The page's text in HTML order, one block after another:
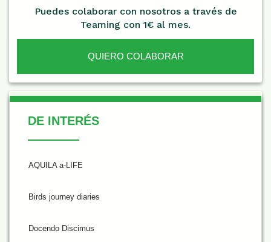
Puedes colaborar con nosotros a través de
Teaming con 1€ al mes.
QUIERO COLABORAR
De Interés
DE INTERÉS
AQUILA a-LIFE
Birds journey diaries
Docendo Discimus